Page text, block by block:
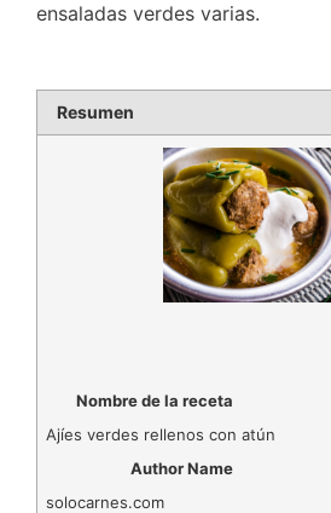
ensaladas verdes varias.
Resumen
Nombre de la receta
Ajíes verdes rellenos con atún
Author Name
solocarnes.com